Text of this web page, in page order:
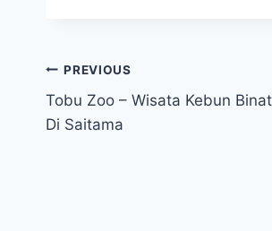
Post
navigation
PREVIOUS
Tobu Zoo – Wisata Kebun
Di Saitama